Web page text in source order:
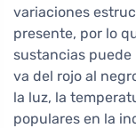
variaciones
presente, por lo
sustancias puede
va del rojo al
la luz, la
populares en la